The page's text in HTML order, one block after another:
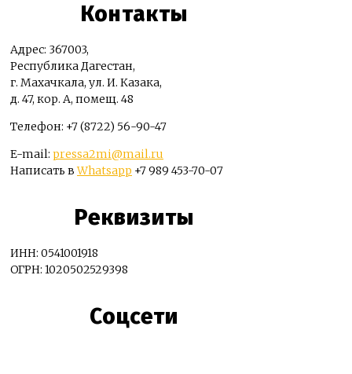
Контакты
Адрес: 367003,
Республика Дагестан,
г. Махачкала, ул. И. Казака,
д. 47, кор. А, помещ. 48
Телефон: +7 (8722) 56-90-47
E-mail: pressa2mi@mail.ru
Написать вWhatsapp +7 989 453-70-07
Реквизиты
ИНН: 0541001918
ОГРН: 1020502529398
Соцсети